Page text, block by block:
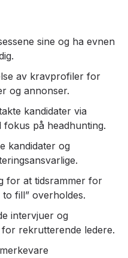
sine og ha evnen
av kravprofiler for
og annonser.
kandidater via
fokus på headhunting.
kandidater og
for at tidsrammer for
to fill” overholdes.
intervjuer og
rekrutterende ledere.